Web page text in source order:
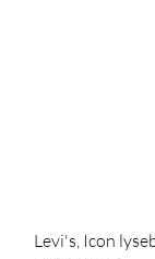
Levi's, Icon